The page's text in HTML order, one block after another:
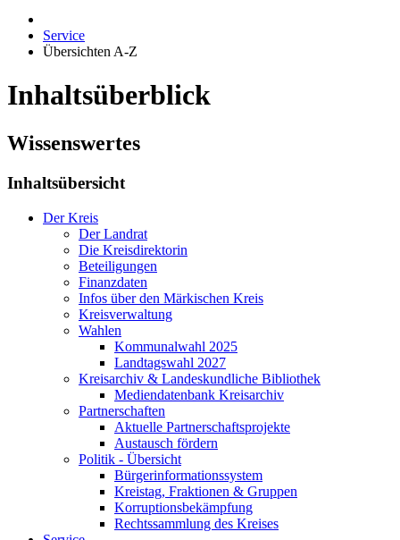
Service
Übersichten A-Z
Inhaltsüberblick
Wissenswertes
Inhaltsübersicht
Der Kreis
Der Landrat
Die Kreisdirektorin
Beteiligungen
Finanzdaten
Infos über den Märkischen Kreis
Kreisverwaltung
Wahlen
Kommunalwahl 2025
Landtagswahl 2027
Kreisarchiv & Landeskundliche Bibliothek
Mediendatenbank Kreisarchiv
Partnerschaften
Aktuelle Partnerschaftsprojekte
Austausch fördern
Politik - Übersicht
Bürgerinformationssystem
Kreistag, Fraktionen & Gruppen
Korruptionsbekämpfung
Rechtssammlung des Kreises